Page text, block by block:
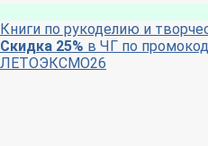
Книги по рукоделию и
Скидка 25% в ЧГ по
ЛЕТОЭКСМО26